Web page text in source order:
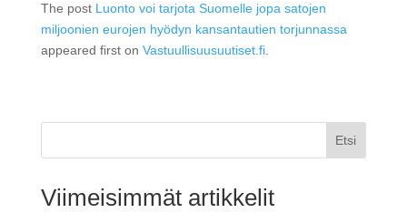
The post Luonto voi tarjota Suomelle jopa satojen
miljoonien eurojen hyödyn kansantautien torjunnassa
appeared first on Vastuullisuusuutiset.fi.
Etsi
Viimeisimmät artikkelit